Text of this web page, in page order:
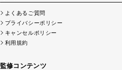
よくあるご質問
プライバシーポリシー
キャンセルポリシー
利用規約
監修コンテンツ